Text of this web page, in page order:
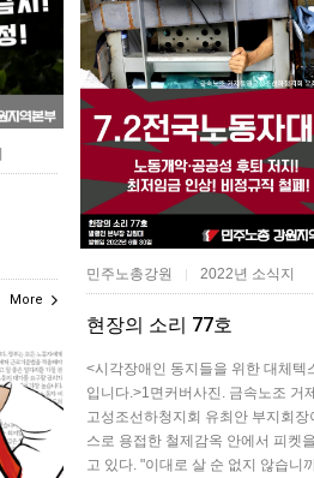
More
민주노총강원 | 2022년 소식지
현장의 소리 77호
<시각장애인 동지들을 위한 대체텍
입니다.>1면커버​사진. 금속노조 거
고성조선하청지회 유최안 부지회장
스로 용접한 철제감옥 안에서 피켓
고 있다. "이대로 살 순 없지 않습니